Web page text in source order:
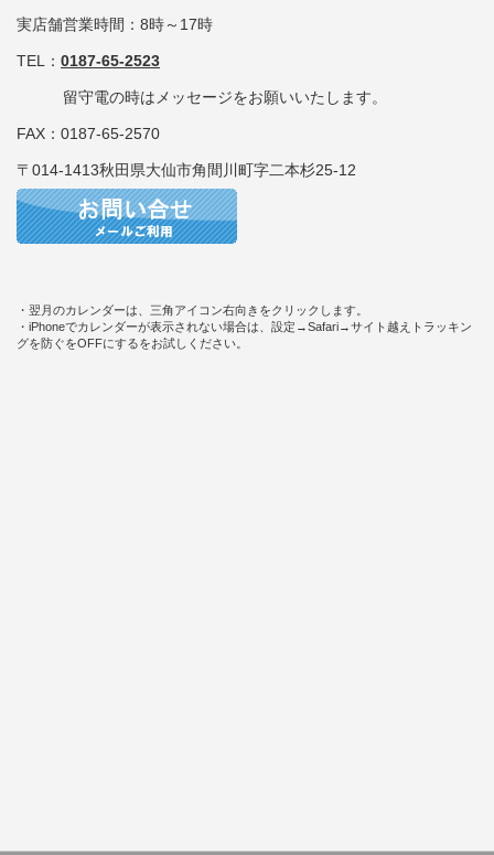
実店舗営業時間：8時～17時
TEL： 0187-65-2523
留守電の時はメッセージをお願いいたします。
FAX：0187-65-2570
〒014-1413秋田県大仙市角間川町字二本杉25-12
・翌月のカレンダーは、三角アイコン右向きをクリックします。
・iPhoneでカレンダーが表示されない場合は、設定→Safari→サイト越えトラッキン
グを防ぐをOFFにするをお試しください。